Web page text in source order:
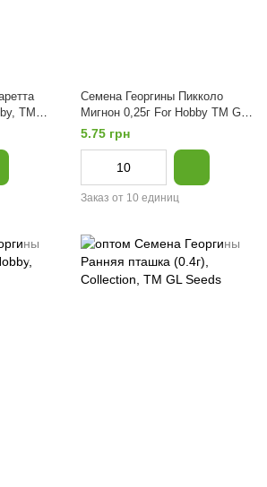
TM
Семена Георгины Пикколо
Мигнон 0,25г For Hobby TM GL
Seeds
5.75 грн
Заказ от 10 единиц